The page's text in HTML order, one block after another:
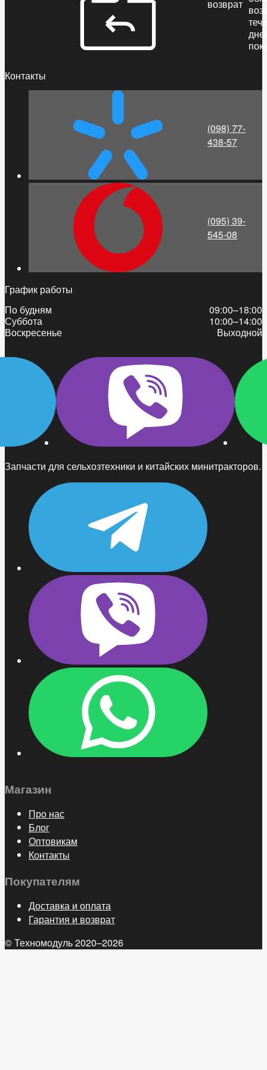
возврат
Запчасти для сельхозтехники и китайских минитракторов.
Магазин
Про нас
Блог
Оптовикам
Контакты
Покупателям
Доставка и оплата
Гарантия и возврат
© Техномодуль 2020–2026
Контакты
(098) 77-
438-57
(095) 39-
545-08
График работы
По будням
09:00–18:00
Суббота
10:00–14:00
Воскресенье
Выходной